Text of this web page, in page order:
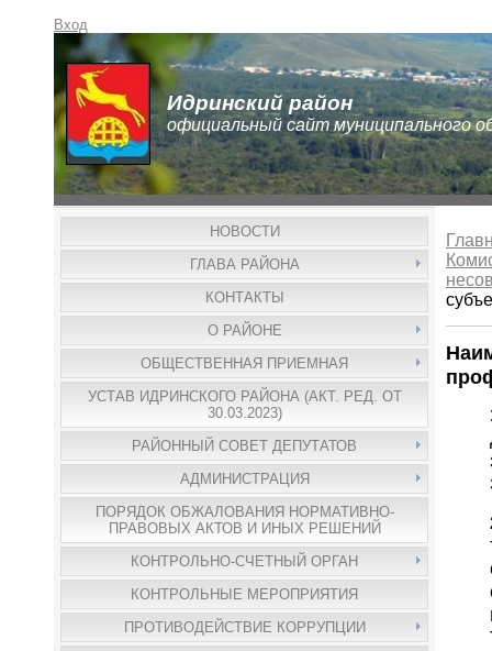
Вход
Идринский район
официальный сайт муниципального
НОВОСТИ
ГЛАВА РАЙОНА
КОНТАКТЫ
О РАЙОНЕ
ОБЩЕСТВЕННАЯ ПРИЕМНАЯ
УСТАВ ИДРИНСКОГО РАЙОНА (АКТ. РЕД. ОТ
30.03.2023)
РАЙОННЫЙ СОВЕТ ДЕПУТАТОВ
АДМИНИСТРАЦИЯ
ПОРЯДОК ОБЖАЛОВАНИЯ НОРМАТИВНО-
ПРАВОВЫХ АКТОВ И ИНЫХ РЕШЕНИЙ
КОНТРОЛЬНО-СЧЕТНЫЙ ОРГАН
КОНТРОЛЬНЫЕ МЕРОПРИЯТИЯ
ПРОТИВОДЕЙСТВИЕ КОРРУПЦИИ